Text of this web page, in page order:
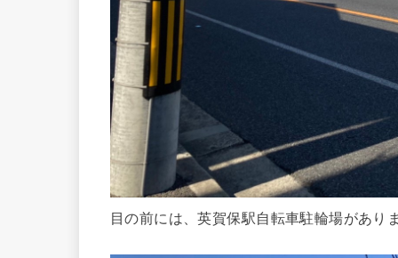
目の前には、英賀保駅自転車駐輪場があり